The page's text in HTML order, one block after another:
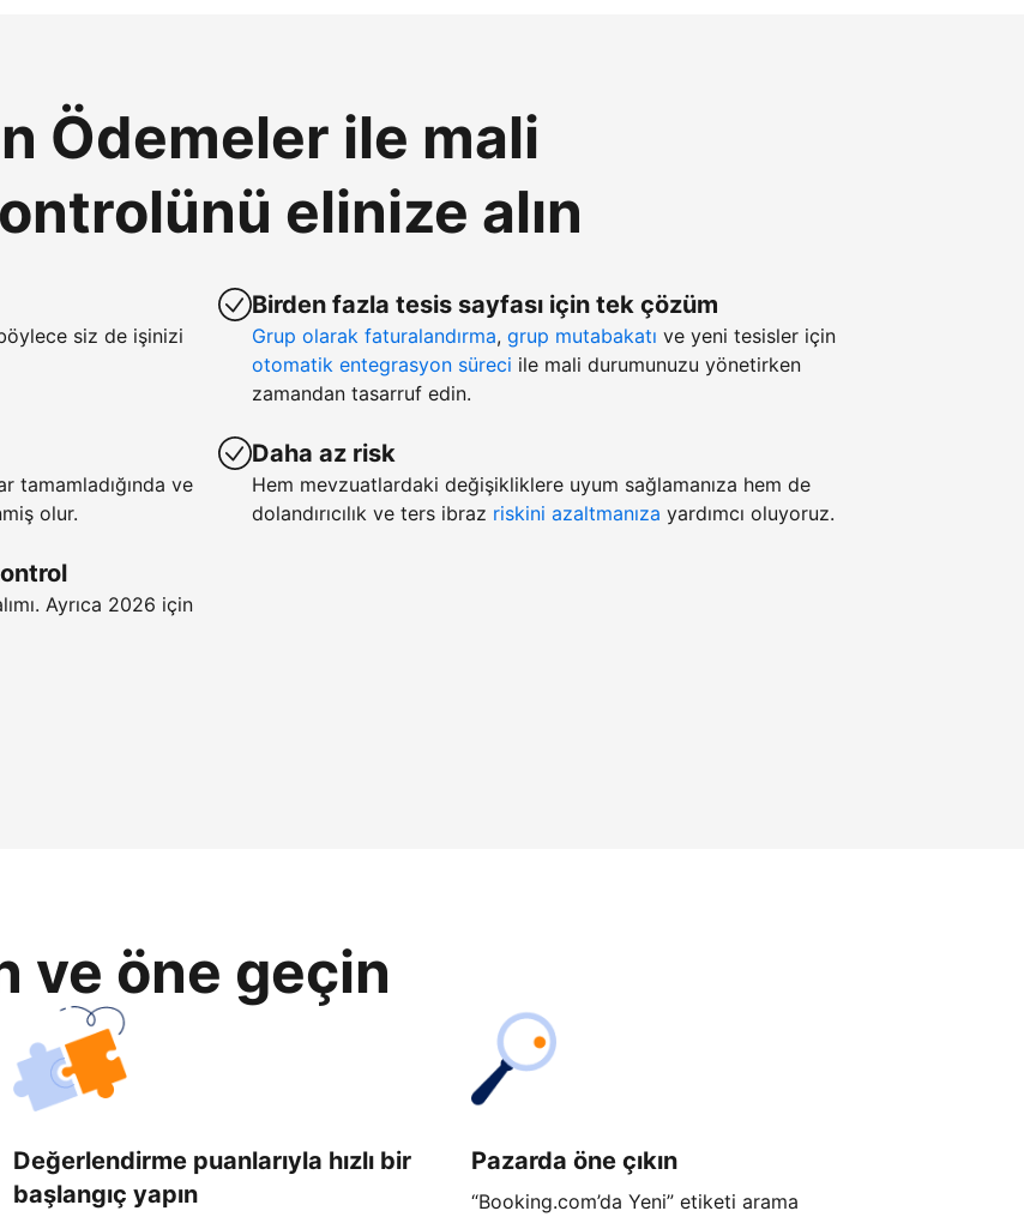
Ödemeler ile mali
elinize alın
siz de işinizi
tamamladığında ve
olur.
Ayrıca 2026 için
Birden fazla tesis sayfası için tek çözüm
Grup olarak faturalandırma, grup mutabakatı ve yeni tesisler için
otomatik entegrasyon süreci ile mali durumunuzu yönetirken
zamandan tasarruf edin.
Daha az risk
Hem mevzuatlardaki değişikliklere uyum sağlamanıza hem de
dolandırıcılık ve ters ibraz riskini azaltmanıza yardımcı oluyoruz.
ve öne geçin
Değerlendirme puanlarıyla hızlı bir
başlangıç yapın
Pazarda öne çıkın
“Booking.com’da Yeni” etiketi arama